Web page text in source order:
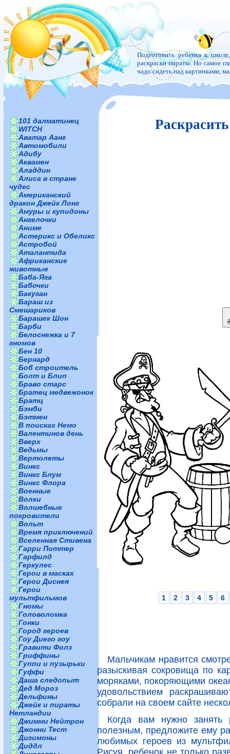
Подготовить ребенка к
раскраски пираты. Но самое
чадо сидеть над картинками,
101 далматинец
WITCH
Аватар Аанг
Автомобили
Адибу
Аквамен
Аладдин
Алиса в стране
чудес
Американский
дракон Джейк Лонг
Амуры и купидоны
Ангелочки
Аниме
Астерикс и Обеликс
Астробой
Аталантида
Африканские
животные
Баба-Яга
Бабочки
Бакуган
Бараш из
Смешариков
Барашек Шон
Барби
Белоснежка и 7
гномов
Бен 10
Бернард
Боб строитель
Болт и Блип
Браво старс
Братец медвежонок
Братц
Бэмби
Бэтмен
В поисках Немо
Валентинов день
Вверх
Ведьмы
Вертолеты
Винкс
Винкс Блум
Винкс Флора
Военные
Волки
Волшебные
покровители
Вольт
Время приключений
Вселенная Стивена
Гарри Поттер
Гарфилд
Геркулес
Герои в масках
Герои Диснея
Герои
мультфильмов
Гномы
Головоломка
Гонки
Город героев
Гоу Диего гоу
Гравити Фолз
Гриффины
Гуппи и пузырьки
Гуффи
Даша следопыт
Дед Мороз
Дельфины
Джейк и пираты
Нетландии
Джимми Нейтрон
Джонни Тест
Дигимоны
Диддл
1 2 3 4 5 6
Мальчикам нравится
разыскивая сокровища по
моряками, покоряющими
удовольствием
собрали на своем сайте
Когда вам нужно
полезным, предложите ему
любимых героев из
Рисуя, ребенок не только